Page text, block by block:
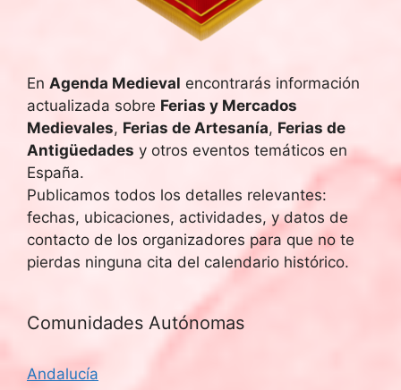
En Agenda Medieval encontrarás información
actualizada sobre Ferias y Mercados
Medievales, Ferias de Artesanía, Ferias de
Antigüedades y otros eventos temáticos en
España.
Publicamos todos los detalles relevantes:
fechas, ubicaciones, actividades, y datos de
contacto de los organizadores para que no te
pierdas ninguna cita del calendario histórico.
Comunidades Autónomas
Andalucía